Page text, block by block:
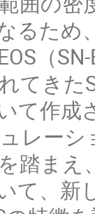
るため
（
てきた
て作成
レー
踏まえ
て、新